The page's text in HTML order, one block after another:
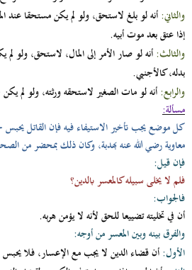
والثاني:أنه لو بلغ لاستحق، ولو لم يكن مستحقا عند
إذا عتق بعد موت أبيه.
والثالث:أنه لو صار الأمر إلى المال، لاستحق، ولو
بدله، كالأجنبي.
والرابع:أنه لو مات الصغير لاستحقه ورثته، ولو لم
مسألة:
كل موضع يجب تأخير الاستيفاء فيه فإن القاتل يحبس
معاوية رضي الله عنه بهدبة، وكان ذلك بمحضر من
فإن قيل:
فلم لا يخلى سبيله كالمعسر بالدين؟
فالجواب:
أن في تخليته تضييعا للحق لأنه لا يؤمن هربه.
والفرق بينه وبين المعسر من أوجه:
الأول:أن قضاء الدين لا يجب مع الإعسار، فلا